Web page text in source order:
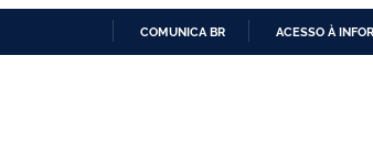
COMUNICA BR ACESSO À